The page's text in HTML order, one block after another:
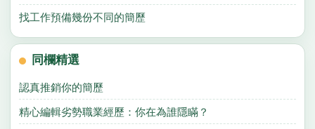
找工作預備幾份不同的簡歷
同欄精選
認真推銷你的簡歷
精心編輯劣勢職業經歷：你在為誰隱瞞？